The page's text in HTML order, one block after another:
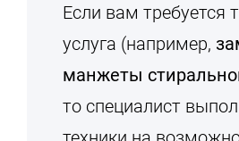
Если вам требуется
услуга (например,
манжеты
то специалист